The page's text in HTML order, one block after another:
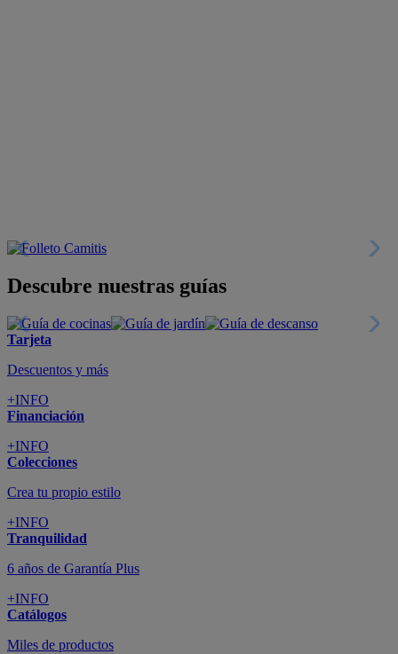
Descubre nuestras guías
Tarjeta
Descuentos y más
+INFO
Financiación
+INFO
Colecciones
Crea tu propio estilo
+INFO
Tranquilidad
6 años de Garantía Plus
+INFO
Catálogos
Miles de productos